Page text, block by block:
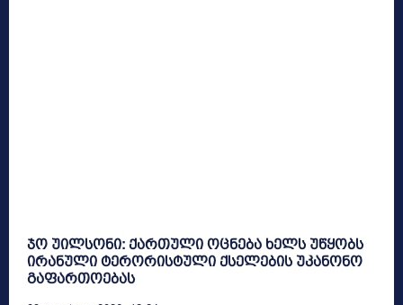
ჯო უილსონი: ქართული ოცნება ხელს უწყობს
ირანული ტერორისტული ქსელების უკანონო
გაფართოებას